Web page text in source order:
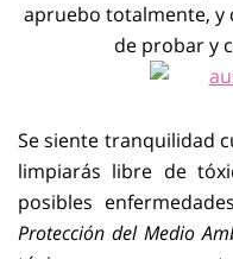
apruebo totalmente, y
de probar y
Se siente tranquilidad
limpiarás libre de
posibles
Protección del Medio